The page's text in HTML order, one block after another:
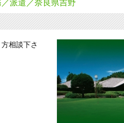
派遣／奈良県吉野
相談下さ